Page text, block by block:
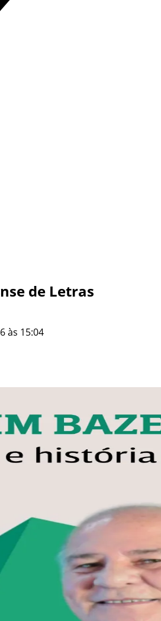
de Letras
às 15:04